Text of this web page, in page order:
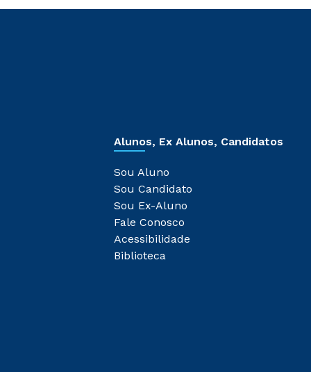
Alunos, Ex Alunos, Candidatos
Sou Aluno
Sou Candidato
Sou Ex-Aluno
Fale Conosco
Acessibilidade
Biblioteca